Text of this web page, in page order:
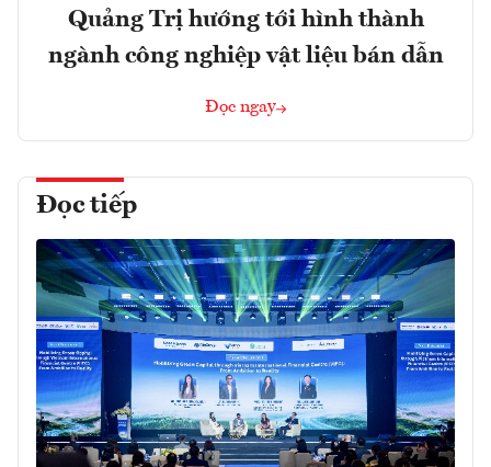
Quảng Trị hướng tới hình thành
ngành công nghiệp vật liệu bán dẫn
Đọc ngay
Đọc tiếp